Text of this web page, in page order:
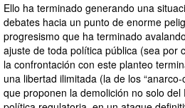
Ello ha terminado generando una
debates hacia un punto de enorme
progresismo que ha terminado
ajuste de toda política pública (sea por
la confrontación con este planteo
una libertad ilimitada (la de los
que proponen la demolición no solo